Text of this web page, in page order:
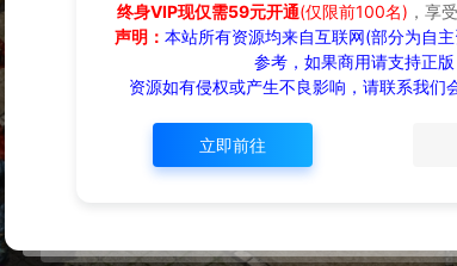
终身VIP现仅需59元开通(仅限前100名) ，享
声明： 本站所有资源均来自互联网(部分为自
参考，如果商用请支持正版
资源如有侵权或产生不良影响，请联系我们
立即前往